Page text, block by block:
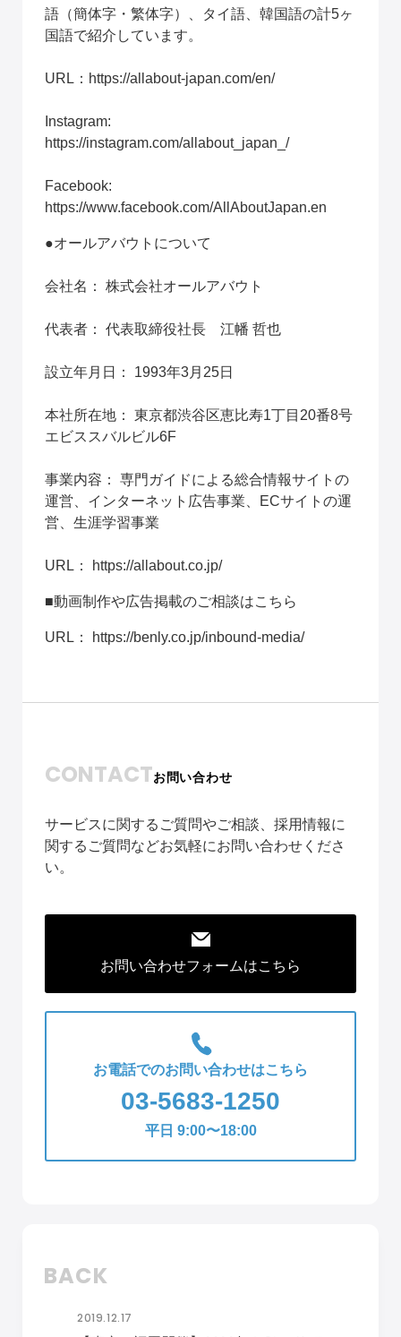
語（簡体字・繁体字）、タイ語、韓国語の計5ヶ
国語で紹介しています。
URL： https://allabout-japan.com/en/
https://instagram.com/allabout_japan_/
https://www.facebook.com/AllAboutJapan.en
●オールアバウトについて
会社名： 株式会社オールアバウト
代表者： 代表取締役社長　江幡 哲也
設立年月日： 1993年3月25日
本社所在地： 東京都渋谷区恵比寿1丁目20番8号
エビススバルビル6F
事業内容： 専門ガイドによる総合情報サイトの
運営、インターネット広告事業、ECサイトの運
営、生涯学習事業
URL： https://allabout.co.jp/
■動画制作や広告掲載のご相談はこちら
URL： https://benly.co.jp/inbound-media/
CONTACTお問い合わせ
サービスに関するご質問やご相談、採用情報に
関するご質問などお気軽にお問い合わせくださ
い。
お問い合わせフォームはこちら
お電話でのお問い合わせはこちら
03-5683-1250
平日 9:00〜18:00
BACK
2019.12.17